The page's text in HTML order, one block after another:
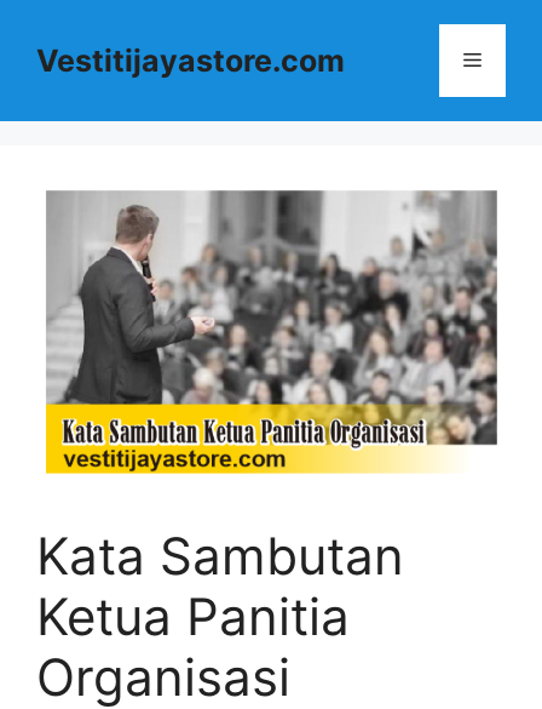
Vestitijayastore.com Menu
Kata Sambutan
Ketua Panitia
Organisasi